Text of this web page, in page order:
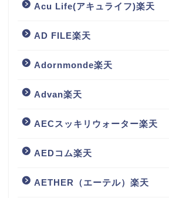
Acu Life(アキュライフ)楽天
AD FILE楽天
Adornmonde楽天
Advan楽天
AECスッキリウォーター楽天
AEDコム楽天
AETHER（エーテル）楽天